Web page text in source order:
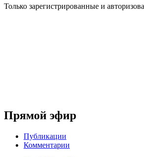
Только зарегистрированные и
Прямой эфир
Публикации
Комментарии